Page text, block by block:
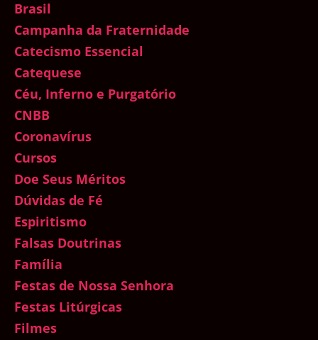
Brasil
Campanha da Fraternidade
Catecismo Essencial
Catequese
Céu, Inferno e Purgatório
CNBB
Coronavírus
Cursos
Doe Seus Méritos
Dúvidas de Fé
Espiritismo
Falsas Doutrinas
Família
Festas de Nossa Senhora
Festas Litúrgicas
Filmes